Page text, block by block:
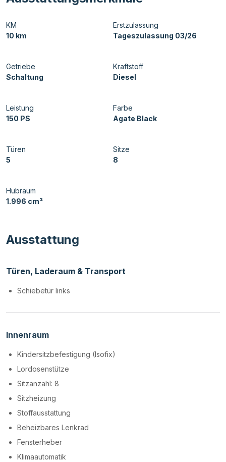
KM
10 km
Erstzulassung
Tageszulassung 03/26
Getriebe
Schaltung
Kraftstoff
Diesel
Leistung
150 PS
Farbe
Agate Black
Türen
5
Sitze
8
Hubraum
1.996 cm³
Ausstattung
Türen, Laderaum & Transport
Schiebetür links
Innenraum
Kindersitzbefestigung (Isofix)
Lordosenstütze
Sitzanzahl: 8
Sitzheizung
Stoffausstattung
Beheizbares Lenkrad
Fensterheber
Klimaautomatik